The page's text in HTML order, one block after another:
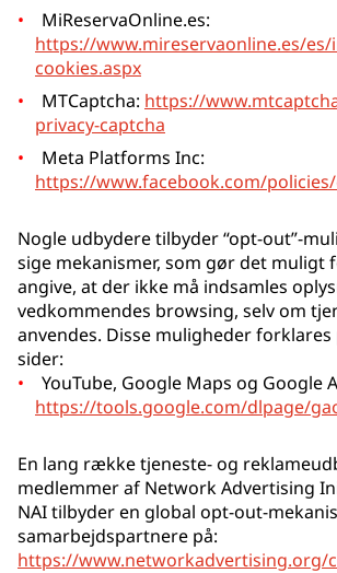
MiReservaOnline.es:
https://www.mireservaonline.es/
cookies.aspx
MTCaptcha: https://
privacy-captcha
Meta Platforms Inc:
https://www.facebook.com/
Nogle udbydere tilbyder “opt-out”-
sige mekanismer, som gør det muligt
angive, at der ikke må indsamles
vedkommendes browsing, selv om
anvendes. Disse muligheder
sider:
YouTube, Google Maps og Google
https://tools.google.com/dlpage/
En lang række tjeneste- og
medlemmer af Network Advertising
NAI tilbyder en global opt-out-
samarbejdspartnere på:
https://www.networkadvertising.org/